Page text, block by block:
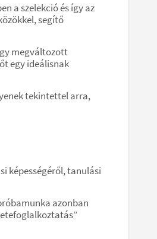
a szelekció és így az
segítő
megváltozott
egy ideálisnak
tekintettel arra,
képességéről, tanulási
azonban